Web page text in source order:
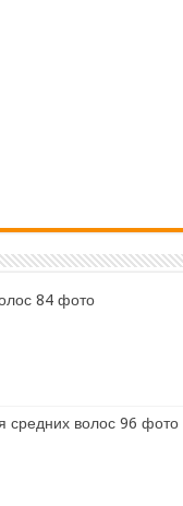
84 фото
средних волос 96 фото